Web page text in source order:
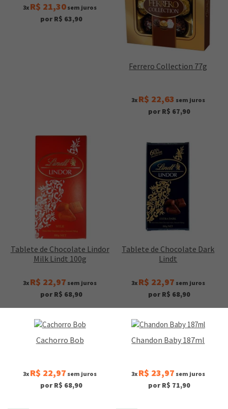
3x R$ 21,30 sem juros
por R$ 63,90
Ferrero Collection 77g
3x R$ 22,63 sem juros
por R$ 67,90
Tablete de Chocolate Lindor
Milk Lindt 100g
3x R$ 22,97 sem juros
por R$ 68,90
Tablete de Chocolate Dark
Lindt
3x R$ 22,97 sem juros
por R$ 68,90
Cachorro Bob
3x R$ 22,97 sem juros
por R$ 68,90
Chandon Baby 187ml
3x R$ 23,97 sem juros
por R$ 71,90